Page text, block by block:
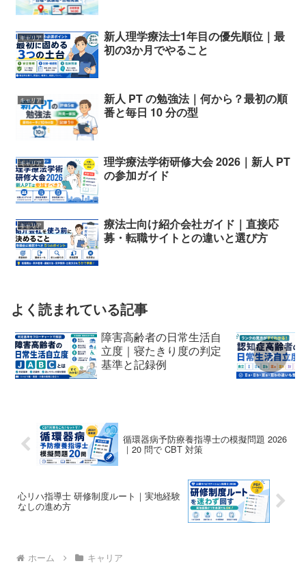
キャリア
新人理学療法士1年目の優先順位｜最
初の3か月でやること
キャリア
新人 PT の勉強法｜何から？最初の順
番と毎日 10 分の型
キャリア
理学療法学術研修大会 2026｜新人 PT
の参加ガイド
キャリア
療法士向け紹介会社ガイド｜直接応
募・転職サイトとの違いと選び方
よく読まれている記事
障害高齢者の日常生活自
立度｜寝たきり度の判定
基準と記録例
循環器病予防療養指導士の模擬問題 2026
｜20 問で CBT 対策
心リハ指導士 研修制度ルート｜実地経験
なしの進め方
ホーム キャリア